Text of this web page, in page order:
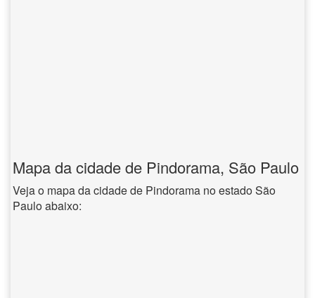
Mapa da cidade de Pindorama, São Paulo
Veja o mapa da cidade de Pindorama no estado São
Paulo abaixo: